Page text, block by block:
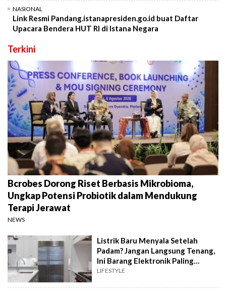
NASIONAL
Link Resmi Pandang.istanapresiden.go.id buat Daftar
Upacara Bendera HUT RI di Istana Negara
Terkini
Bcrobes Dorong Riset Berbasis Mikrobioma,
Ungkap Potensi Probiotik dalam Mendukung
Terapi Jerawat
NEWS
Listrik Baru Menyala Setelah
Padam? Jangan Langsung Tenang,
Ini Barang Elektronik Paling
Rawan Rusak
LIFESTYLE